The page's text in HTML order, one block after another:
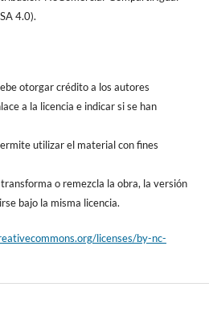
4.0).
otorgar crédito a los autores
a la licencia e indicar si se han
utilizar el material con fines
transforma o remezcla la obra, la versión
bajo la misma licencia.
licenses/by-nc-